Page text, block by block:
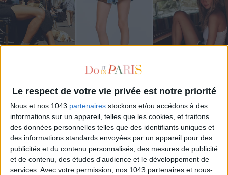
Le respect de votre vie privée est notre priorité
Nous et nos 1043 partenaires stockons et/ou accédons à des
informations sur un appareil, telles que les cookies, et traitons
des données personnelles telles que des identifiants uniques et
des informations standards envoyées par un appareil pour des
publicités et du contenu personnalisés, des mesures de publicité
et de contenu, des études d'audience et le développement de
services. Avec votre permission, nos 1043 partenaires et nous-
THE SUMMER’S HOTTEST SNEAKERS